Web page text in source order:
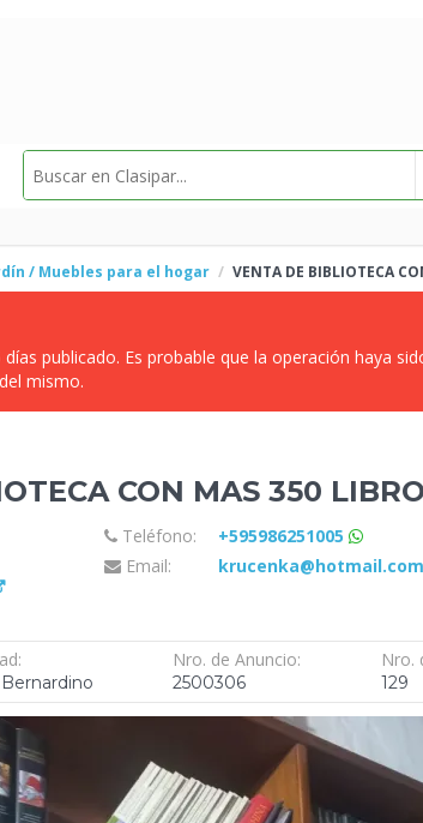
/ Muebles para el hogar VENTA DE BIBLIOTECA
publicado. Es probable que la operación haya
mismo.
CON MAS 350
Teléfono:
+595986251005
Email:
krucenka@hotmail.com
Nro. de Anuncio:
2500306
Nro.
129